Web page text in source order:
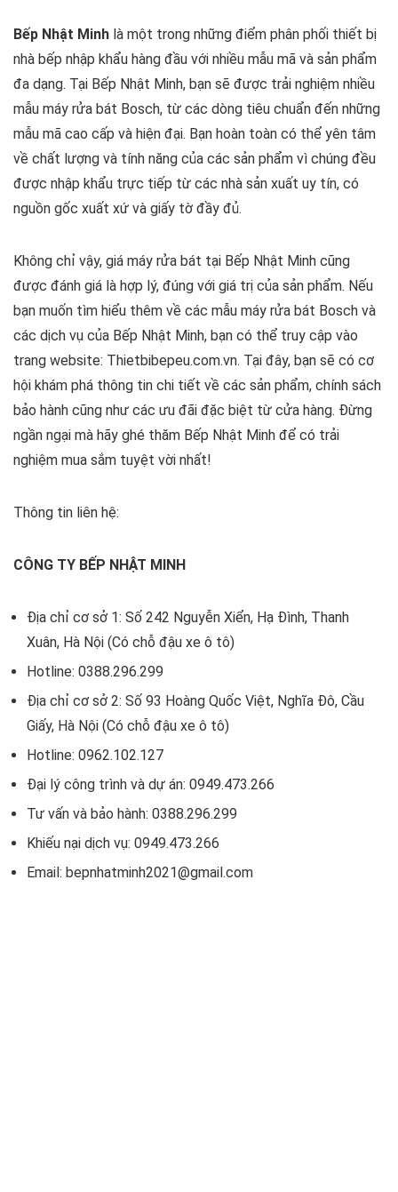
Bếp Nhật Minh là một trong những điểm phân phối thiết bị
nhà bếp nhập khẩu hàng đầu với nhiều mẫu mã và sản phẩm
đa dạng. Tại Bếp Nhật Minh, bạn sẽ được trải nghiệm nhiều
mẫu máy rửa bát Bosch, từ các dòng tiêu chuẩn đến những
mẫu mã cao cấp và hiện đại. Bạn hoàn toàn có thể yên tâm
về chất lượng và tính năng của các sản phẩm vì chúng đều
được nhập khẩu trực tiếp từ các nhà sản xuất uy tín, có
nguồn gốc xuất xứ và giấy tờ đầy đủ.
Không chỉ vậy, giá máy rửa bát tại Bếp Nhật Minh cũng
được đánh giá là hợp lý, đúng với giá trị của sản phẩm. Nếu
bạn muốn tìm hiểu thêm về các mẫu máy rửa bát Bosch và
các dịch vụ của Bếp Nhật Minh, bạn có thể truy cập vào
trang website: Thietbibepeu.com.vn. Tại đây, bạn sẽ có cơ
hội khám phá thông tin chi tiết về các sản phẩm, chính sách
bảo hành cũng như các ưu đãi đặc biệt từ cửa hàng. Đừng
ngần ngại mà hãy ghé thăm Bếp Nhật Minh để có trải
nghiệm mua sắm tuyệt vời nhất!
Thông tin liên hệ:
CÔNG TY BẾP NHẬT MINH
Địa chỉ cơ sở 1: Số 242 Nguyễn Xiển, Hạ Đình, Thanh
Xuân, Hà Nội (Có chỗ đậu xe ô tô)
Hotline: 0388.296.299
Địa chỉ cơ sở 2: Số 93 Hoàng Quốc Việt, Nghĩa Đô, Cầu
Giấy, Hà Nội (Có chỗ đậu xe ô tô)
Hotline: 0962.102.127
Đại lý công trình và dự án: 0949.473.266
Tư vấn và bảo hành: 0388.296.299
Khiếu nại dịch vụ: 0949.473.266
Email: bepnhatminh2021@gmail.com